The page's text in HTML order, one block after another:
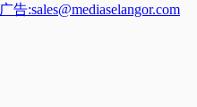
广告:sales@mediaselangor.com